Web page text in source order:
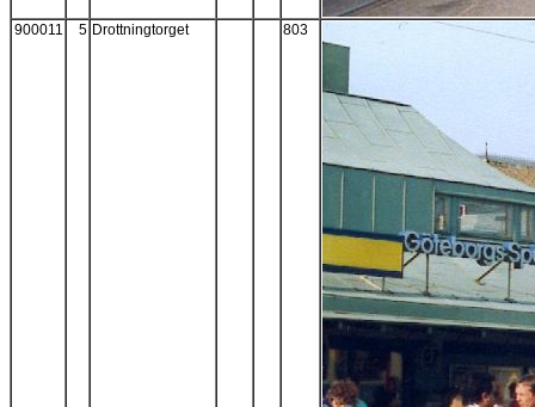
900011 5 Drottningtorget 803